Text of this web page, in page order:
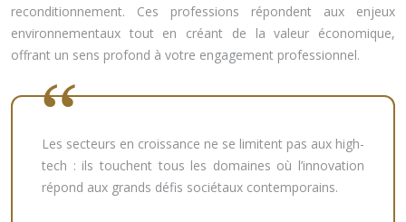
reconditionnement. Ces professions répondent aux enjeux
environnementaux tout en créant de la valeur économique,
offrant un sens profond à votre engagement professionnel.
Les secteurs en croissance ne se limitent pas aux high-
tech : ils touchent tous les domaines où l’innovation
répond aux grands défis sociétaux contemporains.